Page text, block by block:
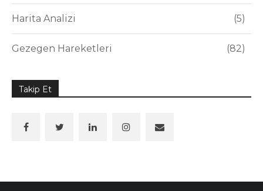
Harita Analizi 5
Gezegen Hareketleri 82
Takip Et